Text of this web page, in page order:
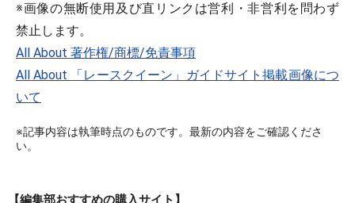
※画像の無断使用及び直リンクは営利・非営利を問わず
禁止します。
All About 著作権/商標/免責事項
All About 「レースクイーン」ガイドサイト掲載画像につ
いて
※記事内容は執筆時点のものです。最新の内容をご確認くださ
い。
【編集部おすすめの購入サイト】